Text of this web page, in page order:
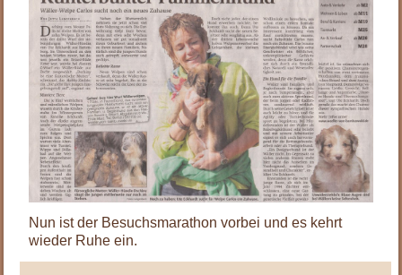
Nun ist der Besuchsmarathon vorbei und es kehrt
wieder Ruhe ein.